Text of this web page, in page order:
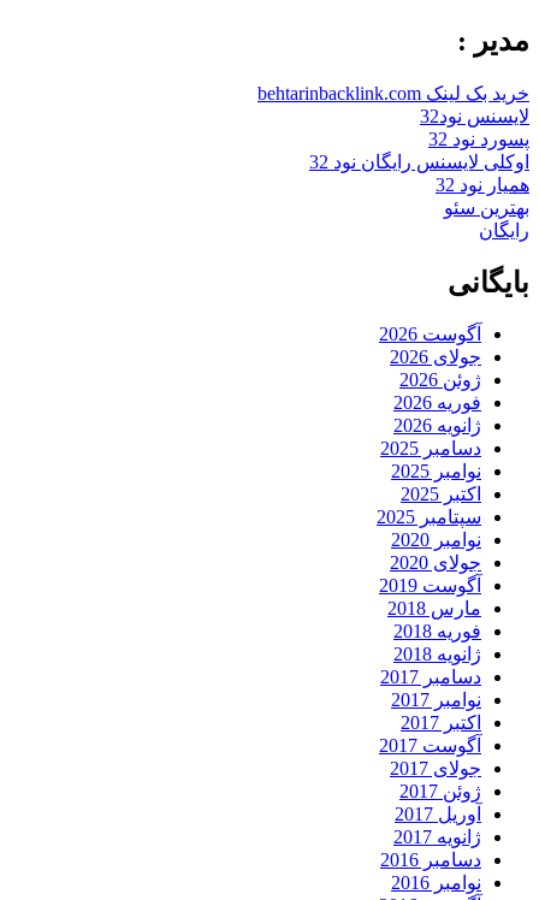
مدیر :
خرید بک لینک behtarinbacklink.com
لایسنس نود32
پسورد نود 32
اوکلی لایسنس رایگان نود 32
همیار نود 32
بهترین سئو
رایگان
بایگانی
آگوست 2026
جولای 2026
ژوئن 2026
فوریه 2026
ژانویه 2026
دسامبر 2025
نوامبر 2025
اکتبر 2025
سپتامبر 2025
نوامبر 2020
جولای 2020
آگوست 2019
مارس 2018
فوریه 2018
ژانویه 2018
دسامبر 2017
نوامبر 2017
اکتبر 2017
آگوست 2017
جولای 2017
ژوئن 2017
آوریل 2017
ژانویه 2017
دسامبر 2016
نوامبر 2016